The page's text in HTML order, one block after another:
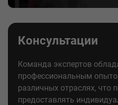
Консультации
Команда экспертов
профессиональным
различных отраслях, что
предоставлять